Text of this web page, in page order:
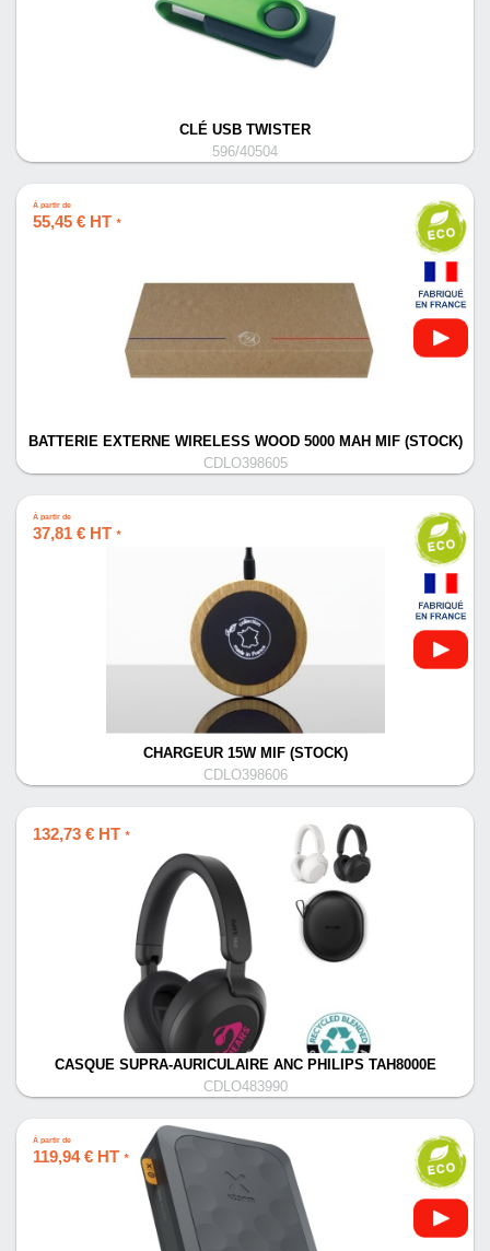
CLÉ USB TWISTER
596/40504
À partir de
55,45 € HT *
BATTERIE EXTERNE WIRELESS WOOD 5000 MAH MIF (STOCK)
CDLO398605
À partir de
37,81 € HT *
CHARGEUR 15W MIF (STOCK)
CDLO398606
132,73 € HT *
CASQUE SUPRA-AURICULAIRE ANC PHILIPS TAH8000E
CDLO483990
À partir de
119,94 € HT *